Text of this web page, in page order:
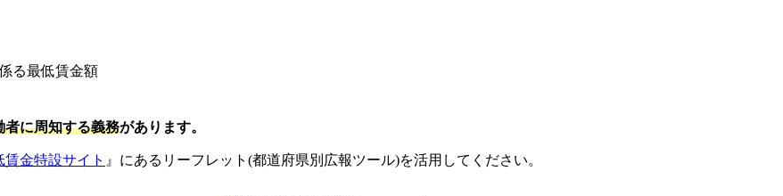
る最低賃金額
者に周知する義務があります。
賃金特設サイト 』にあるリーフレット(都道府県別広報ツール)を活用してください。